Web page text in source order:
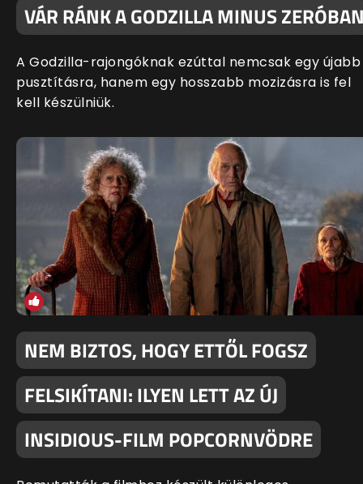
VÁR RÁNK A GODZILLA MINUS
A Godzilla-rajongóknak ezúttal nemcsak egy újabb
pusztításra, hanem egy hosszabb mozizásra is fel
kell készülniük.
NEM BIZTOS, HOGY ETTŐL FOGSZ
FELSIKÍTANI: ILYEN LETT AZ ÚJ
INSIDIOUS-FILM POPCORNVÖDRE